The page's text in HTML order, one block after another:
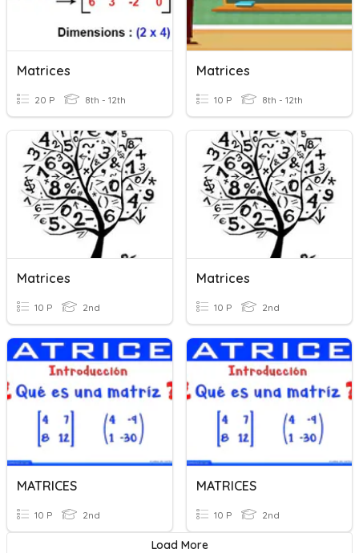
Matrices
20 P 8th - 12th
Matrices
10 P 8th - 12th
Matrices
10 P 2nd
Matrices
10 P 2nd
MATRICES
10 P 2nd
MATRICES
10 P 2nd
Load More